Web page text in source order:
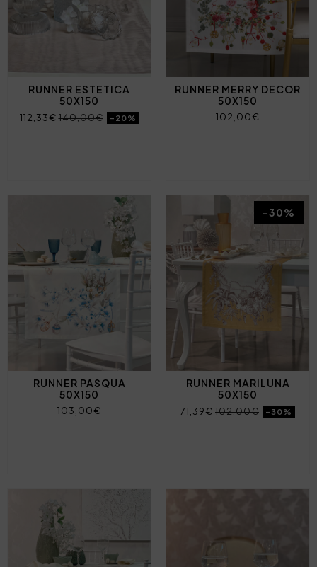
RUNNER ESTETICA
50X150
112,33€140,00€ -20%
RUNNER MERRY DECOR
50X150
102,00€
RUNNER PASQUA
50X150
103,00€
RUNNER MARILUNA
50X150
71,39€ 102,00€ -30%
-30%